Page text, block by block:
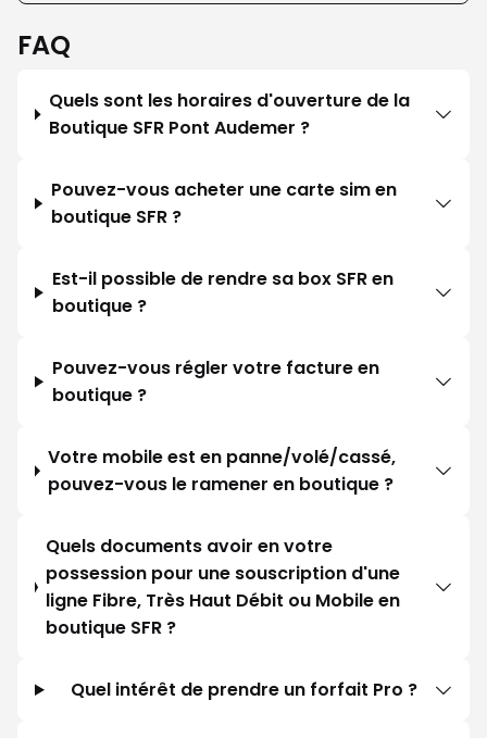
FAQ
Quels sont les horaires d'ouverture de la
Boutique SFR Pont Audemer ?
Pouvez-vous acheter une carte sim en
boutique SFR ?
Est-il possible de rendre sa box SFR en
boutique ?
Pouvez-vous régler votre facture en
boutique ?
Votre mobile est en panne/volé/cassé,
pouvez-vous le ramener en boutique ?
Quels documents avoir en votre
possession pour une souscription d'une
ligne Fibre, Très Haut Débit ou Mobile en
boutique SFR ?
Quel intérêt de prendre un forfait Pro ?